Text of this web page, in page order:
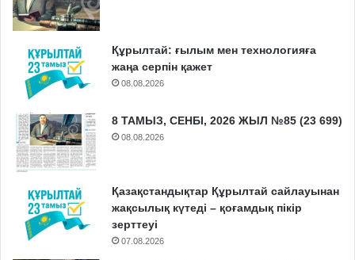
Құрылтай: ғылым мен технологияға
жаңа серпін қажет
08.08.2026
8 ТАМЫЗ, СЕНБІ, 2026 ЖЫЛ №85 (23 699)
08.08.2026
Қазақстандықтар Құрылтай сайлауынан
жақсылық күтеді – қоғамдық пікір
зерттеуі
07.08.2026